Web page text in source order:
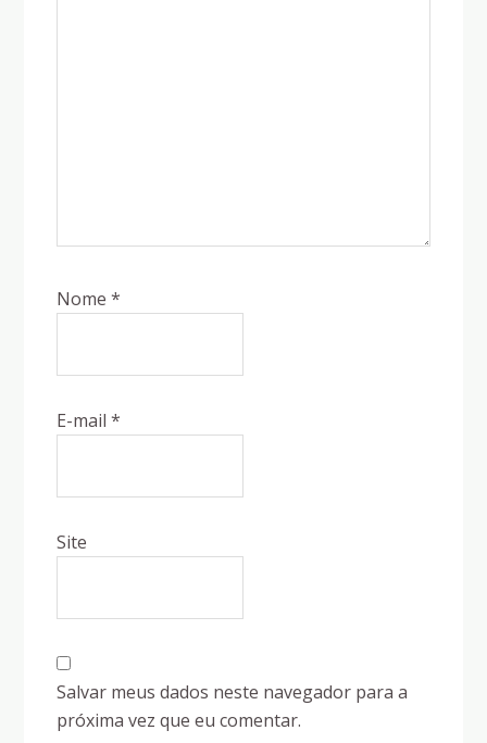
Nome*
E-mail*
Site
Salvar meus dados neste navegador para a
próxima vez que eu comentar.